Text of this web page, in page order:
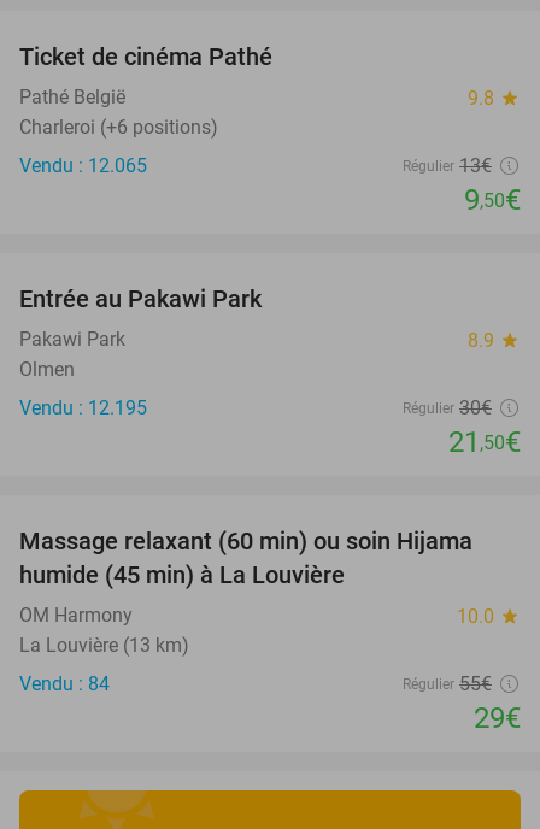
Ticket de cinéma Pathé
Pathé België 9.8 star
Charleroi (+6 positions)
Vendu : 12.065
Régulier 13€
9,50€
Entrée au Pakawi Park
Pakawi Park 8.9 star
Olmen
Vendu : 12.195
Régulier 30€
21 ,50€
47%
Massage relaxant (60 min) ou soin Hijama
humide (45 min) à La Louvière
OM Harmony 10.0 star
La Louvière (13 km)
Vendu : 84
Régulier 55€
29€